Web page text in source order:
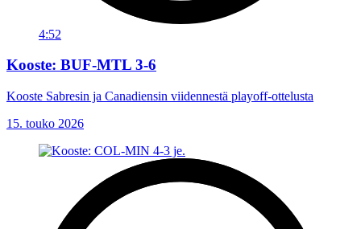
4:52
Kooste: BUF-MTL 3-6
Kooste Sabresin ja Canadiensin viidennestä playoff-ottelusta
15. touko 2026